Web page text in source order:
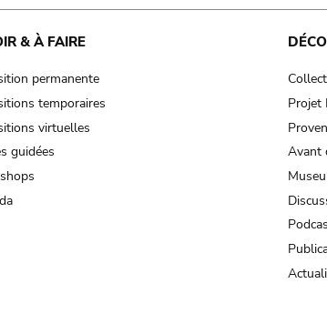
& À FAIRE
permanente
temporaires
virtuelles
guidées
Projet
Avant